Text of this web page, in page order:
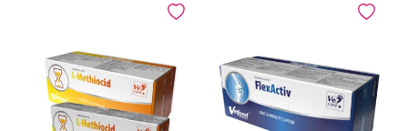
Dodaj do ulubionych Dodaj